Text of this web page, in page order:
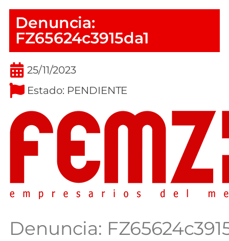
Denuncia:
FZ65624c3915da1
25/11/2023
Estado: PENDIENTE
Denuncia: